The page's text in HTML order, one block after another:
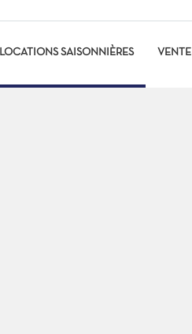
LOCATIONS SAISONNIÈRES VENTE